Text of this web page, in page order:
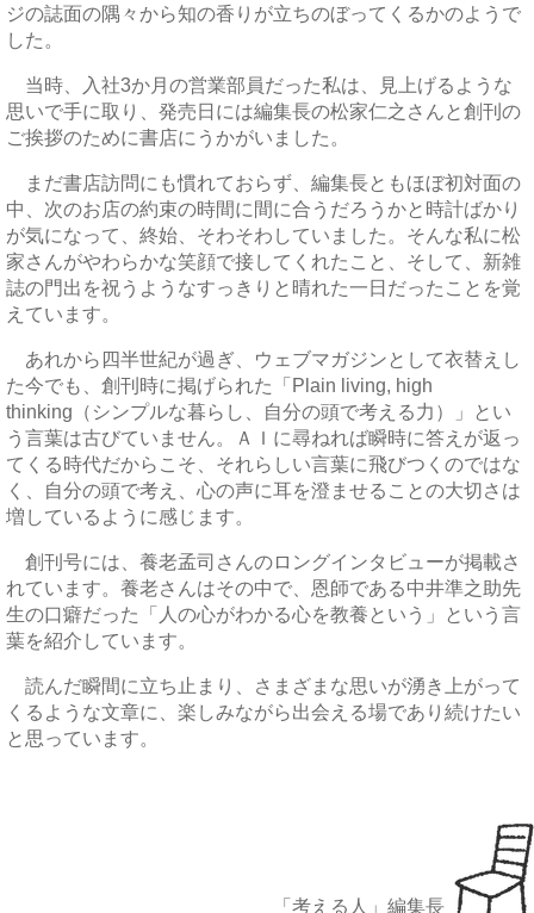
ジの誌面の隅々から知の香りが立ちのぼってくるかのようで
した。
当時、入社3か月の営業部員だった私は、見上げるような
思いで手に取り、発売日には編集長の松家仁之さんと創刊の
ご挨拶のために書店にうかがいました。
まだ書店訪問にも慣れておらず、編集長ともほぼ初対面の
中、次のお店の約束の時間に間に合うだろうかと時計ばかり
が気になって、終始、そわそわしていました。そんな私に松
家さんがやわらかな笑顔で接してくれたこと、そして、新雑
誌の門出を祝うようなすっきりと晴れた一日だったことを覚
えています。
あれから四半世紀が過ぎ、ウェブマガジンとして衣替えし
た今でも、創刊時に掲げられた「Plain living, high
thinking（シンプルな暮らし、自分の頭で考える力）」とい
う言葉は古びていません。ＡＩに尋ねれば瞬時に答えが返っ
てくる時代だからこそ、それらしい言葉に飛びつくのではな
く、自分の頭で考え、心の声に耳を澄ませることの大切さは
増しているように感じます。
創刊号には、養老孟司さんのロングインタビューが掲載さ
れています。養老さんはその中で、恩師である中井準之助先
生の口癖だった「人の心がわかる心を教養という」という言
葉を紹介しています。
読んだ瞬間に立ち止まり、さまざまな思いが湧き上がって
くるような文章に、楽しみながら出会える場であり続けたい
と思っています。
「考える人」編集長